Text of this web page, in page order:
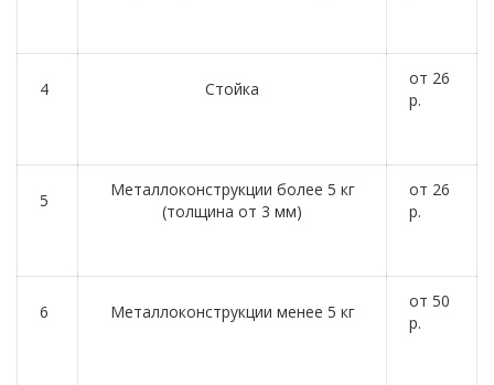
4 Стойка
от 26
р.
5
Металлоконструкции более 5 кг
(толщина от 3 мм)
от 26
р.
6 Металлоконструкции менее 5 кг
от 50
р.